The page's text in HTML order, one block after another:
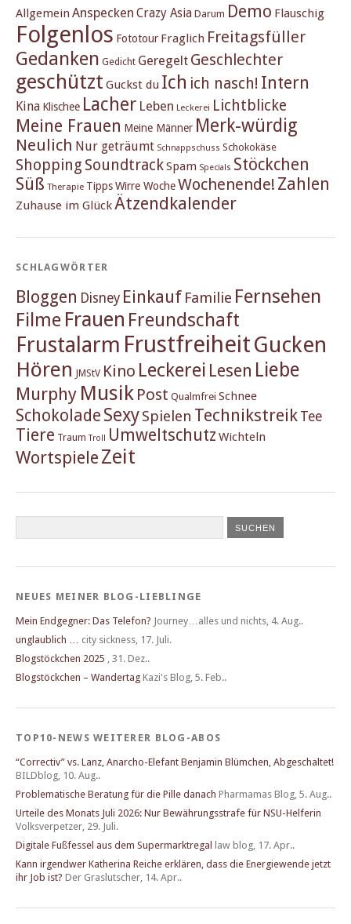
Allgemein Anspecken Crazy Asia Darum Demo Flauschig
Folgenlos Fototour Fraglich Freitagsfüller
Gedanken Gedicht Geregelt Geschlechter
geschützt Guckst du Ich ich nasch! Intern
Kina Klischee Lacher Leben Leckerei Lichtblicke
Meine Frauen Meine Männer Merk-würdig
Neulich Nur geträumt Schnappschuss Schokokäse
Shopping SoundtrackSpam Specials Stöckchen
Süß Therapie TippsWirre WocheWochenende! Zahlen
Zuhause im Glück Ätzendkalender
SCHLAGWÖRTER
Bloggen Disney Einkauf Familie Fernsehen
Filme Frauen Freundschaft
Frustalarm FrustfreiheitGucken
Hören JMStV Kino Leckerei Lesen Liebe
Murphy Musik Post Qualmfrei Schnee
Schokolade SexySpielen Technikstreik Tee
Tiere Traum Troll Umweltschutz Wichteln
Wortspiele Zeit
NEUES MEINER BLOG-LIEBLINGE
Mein Endgegner: Das Telefon? Journey…alles und nichts 4. Aug..
unglaublich …
city sickness 17. Juli.
Blogstöckchen 2025
31. Dez..
Blogstöckchen – Wandertag Kazi's Blog 5. Feb..
TOP10-NEWS WEITERER BLOG-ABOS
“Correctiv” vs. Lanz, Anarcho-Elefant Benjamin Blümchen, Abgeschaltet!
BILDblog 10. Aug..
Problematische Beratung für die Pille danach Pharmamas Blog 5. Aug..
Urteile des Monats Juli 2026: Nur Bewährungsstrafe für NSU-Helferin
Volksverpetzer 29. Juli.
Digitale Fußfessel aus dem Supermarktregal
law blog 17. Apr..
Kann irgendwer Katherina Reiche erklären, dass die Energiewende jetzt
ihr Job ist? Der Graslutscher 14. Apr..